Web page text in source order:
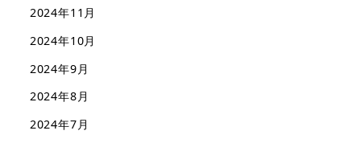
2024年11月
2024年10月
2024年9月
2024年8月
2024年7月